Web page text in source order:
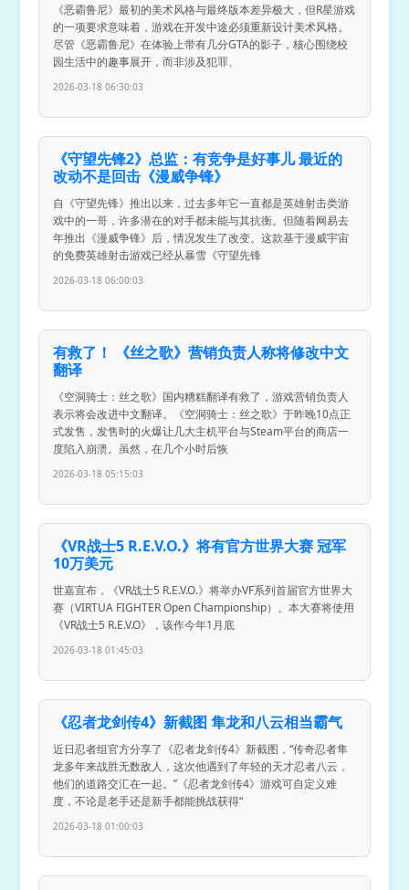
《恶霸鲁尼》最初的美术风格与最终版本差异极大，但R星游戏
的一项要求意味着，游戏在开发中途必须重新设计美术风格。
尽管《恶霸鲁尼》在体验上带有几分GTA的影子，核心围绕校
园生活中的趣事展开，而非涉及犯罪、
2026-03-18 06:30:03
《守望先锋2》总监：有竞争是好事儿 最近的
改动不是回击《漫威争锋》
自《守望先锋》推出以来，过去多年它一直都是英雄射击类游
戏中的一哥，许多潜在的对手都未能与其抗衡。但随着网易去
年推出《漫威争锋》后，情况发生了改变。这款基于漫威宇宙
的免费英雄射击游戏已经从暴雪《守望先锋
2026-03-18 06:00:03
有救了！ 《丝之歌》营销负责人称将修改中文
翻译
《空洞骑士：丝之歌》国内糟糕翻译有救了，游戏营销负责人
表示将会改进中文翻译。《空洞骑士：丝之歌》于昨晚10点正
式发售，发售时的火爆让几大主机平台与Steam平台的商店一
度陷入崩溃。虽然，在几个小时后恢
2026-03-18 05:15:03
《VR战士5 R.E.V.O.》将有官方世界大赛 冠军
10万美元
世嘉宣布，《VR战士5 R.E.V.O.》将举办VF系列首届官方世界大
赛（VIRTUA FIGHTER Open Championship）。本大赛将使用
《VR战士5 R.E.V.O》，该作今年1月底
2026-03-18 01:45:03
《忍者龙剑传4》新截图 隼龙和八云相当霸气
近日忍者组官方分享了《忍者龙剑传4》新截图，“传奇忍者隼
龙多年来战胜无数敌人，这次他遇到了年轻的天才忍者八云，
他们的道路交汇在一起。”《忍者龙剑传4》游戏可自定义难
度，不论是老手还是新手都能挑战获得“
2026-03-18 01:00:03